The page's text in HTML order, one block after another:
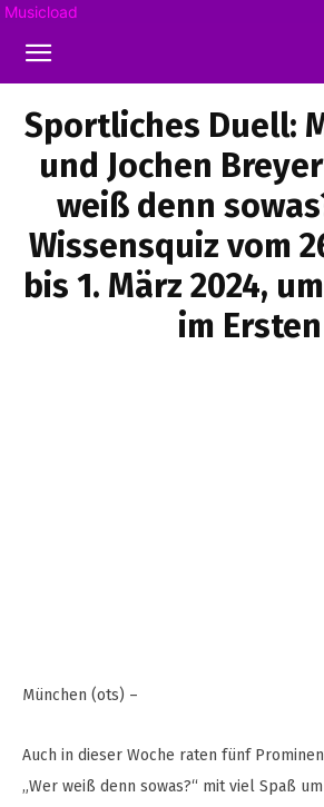
Musicload
Sportliches Duell:
und Jochen
weiß denn
Wissensquiz vom
bis 1. März 2024,
im Ersten
München (ots) –
Auch in dieser Woche raten fünf
„Wer weiß denn sowas?“ mit viel Spaß